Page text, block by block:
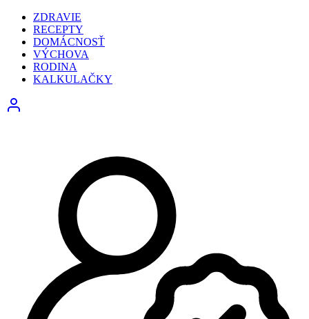
ZDRAVIE
RECEPTY
DOMÁCNOSŤ
VÝCHOVA
RODINA
KALKULAČKY